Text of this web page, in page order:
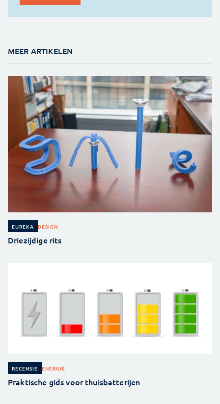
MEER ARTIKELEN
EUREKA DESIGN
Driezijdige rits
RECENSIE ENERGIE
Praktische gids voor thuisbatterijen